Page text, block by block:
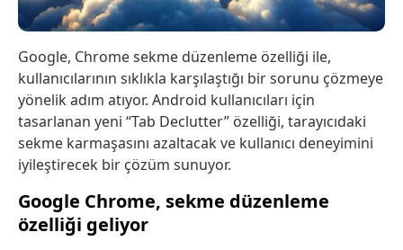
Google, Chrome sekme düzenleme özelliği ile,
kullanıcılarının sıklıkla karşılaştığı bir sorunu çözmeye
yönelik adım atıyor. Android kullanıcıları için
tasarlanan yeni “Tab Declutter” özelliği, tarayıcıdaki
sekme karmaşasını azaltacak ve kullanıcı deneyimini
iyileştirecek bir çözüm sunuyor.
Google Chrome, sekme düzenleme
özelliği geliyor